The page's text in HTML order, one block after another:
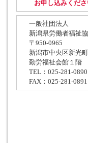
お申し込みくださ
一般社団法人
新潟県労働者福祉
〒950-0965
新潟市中央区新光
勤労福祉会館１階
TEL：025-281-0890
FAX：025-281-0891